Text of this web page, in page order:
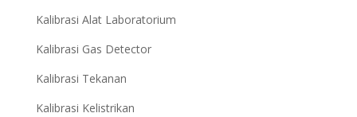
Kalibrasi Alat Laboratorium
Kalibrasi Gas Detector
Kalibrasi Tekanan
Kalibrasi Kelistrikan